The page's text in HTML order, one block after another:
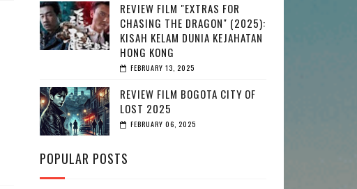
REVIEW FILM "EXTRAS FOR
CHASING THE DRAGON" (2025):
KISAH KELAM DUNIA KEJAHATAN
HONG KONG
FEBRUARY 13, 2025
REVIEW FILM BOGOTA CITY OF
LOST 2025
FEBRUARY 06, 2025
POPULAR POSTS